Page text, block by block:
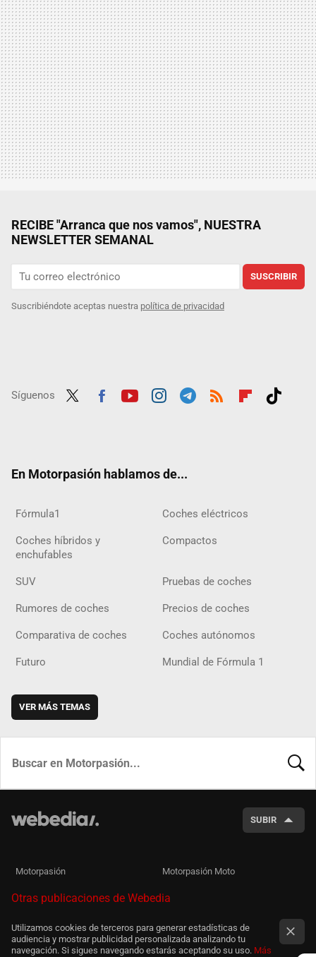
RECIBE "Arranca que nos vamos", NUESTRA
NEWSLETTER SEMANAL
SUSCRIBIR
Suscribiéndote aceptas nuestra política de privacidad
Síguenos
En Motorpasión hablamos de...
Fórmula1 Coches eléctricos
Coches híbridos y
enchufables
Compactos
SUV Pruebas de coches
Rumores de coches Precios de coches
Comparativa de coches Coches autónomos
Futuro Mundial de Fórmula 1
VER MÁS TEMAS
SUBIR
Motorpasión Motorpasión Moto
Otras publicaciones de Webedia
Utilizamos cookies de terceros para generar estadísticas de
audiencia y mostrar publicidad personalizada analizando tu
navegación. Si sigues navegando estarás aceptando su uso. Más